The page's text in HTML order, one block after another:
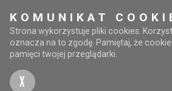
KOMUNIKAT
Strona wykorzystuje pliki cookies.
oznacza na to zgodę. Pamiętaj, że
pamięci twojej przeglądarki.
X